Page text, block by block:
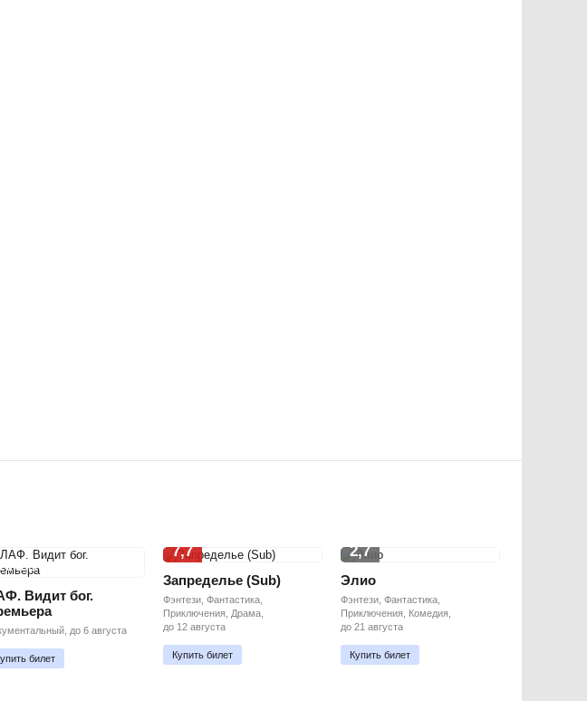
Видит бог.
до 6 августа
билет
7,7
Запределье (Sub)
Фэнтези, Фантастика,
Приключения, Драма,
до 12 августа
Купить билет
2,7
Элио
Фэнтези, Фантастика,
Приключения, Комедия,
до 21 августа
Купить билет